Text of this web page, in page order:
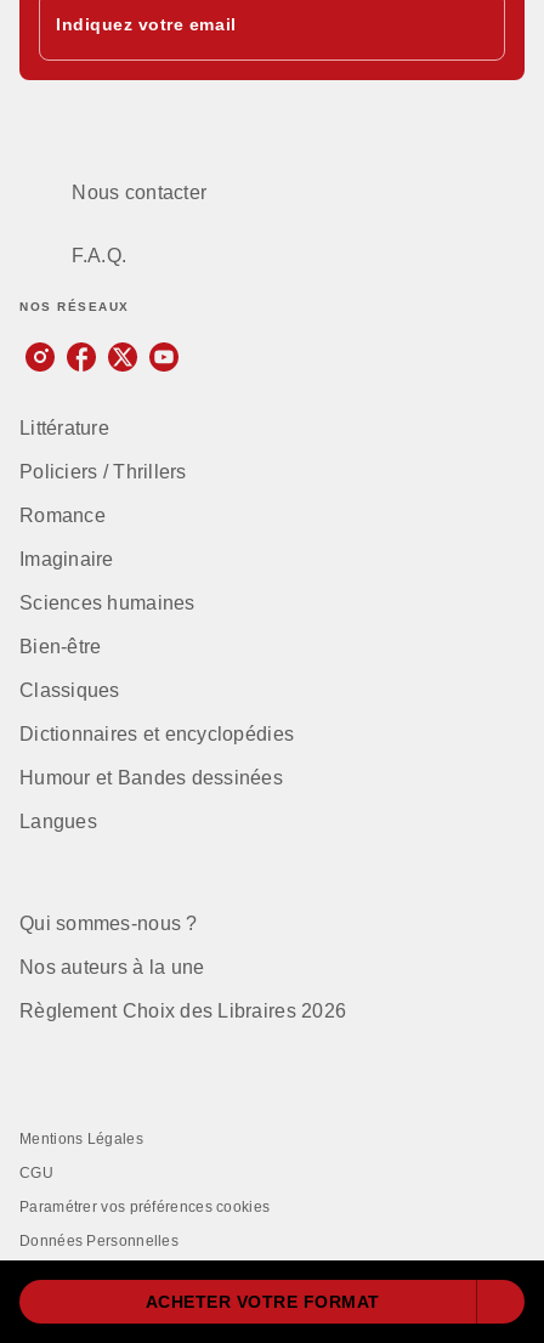
ACHETER VOTRE FORMAT
Indiquez votre email
Nous contacter
F.A.Q.
NOS RÉSEAUX
Littérature
Policiers / Thrillers
Romance
Imaginaire
Sciences humaines
Bien-être
Classiques
Dictionnaires et encyclopédies
Humour et Bandes dessinées
Langues
Qui sommes-nous ?
Nos auteurs à la une
Règlement Choix des Libraires 2026
Mentions Légales
CGU
Paramétrer vos préférences cookies
Données Personnelles